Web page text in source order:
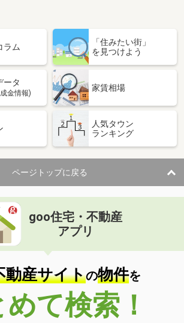
格
4.80万円
大分県別府市北中
面積 30.69m²
り
２
所
大分県大分市明磧町２
面積 58.53m²
り
2LDK
原
格
大分県中津市大字相原
面積 60.42m²
り
3DK
野原
格
3.40万円
ラム
「住みたい街」
を見つけよう
ータ
金情報)
家賃相場
人気タウン
ランキング
ページトップに戻る
goo住宅・不動産
アプリ
動産サイトの物件を
めて検索！